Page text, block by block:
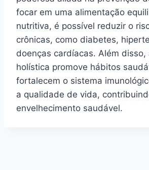
focar em uma alimentação
nutritiva, é possível reduzir o
crônicas, como diabetes,
doenças cardíacas. Além disso,
holística promove hábitos
fortalecem o sistema
a qualidade de vida,
envelhecimento saudável.